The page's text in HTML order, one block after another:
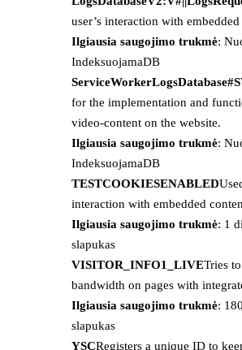
user’s interaction with
Ilgiausia saugojimo trukmė:
IndeksuojamaDB
for the implementation and
video-content on the website.
Ilgiausia saugojimo trukmė:
IndeksuojamaDB
TESTCOOKIESENABLED
interaction with embedded
Ilgiausia saugojimo trukmė: 1
slapukas
VISITOR_INFO1_LIVETries
bandwidth on pages with
Ilgiausia saugojimo trukmė:
slapukas
YSCRegisters a unique ID to